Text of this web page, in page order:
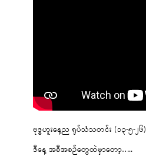
ဗုဒ္ဓဟူးနေ့ည ရုပ်သံသတင်း (၁၃-၅-၂၆)
ဒီနေ့ အစီအစဉ်တွေထဲမှာတော့…..